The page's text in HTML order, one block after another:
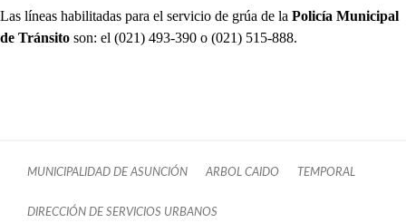
Las líneas habilitadas para el servicio de grúa de la Policía Municipal
de Tránsito son: el (021) 493-390 o (021) 515-888.
MUNICIPALIDAD DE ASUNCIÓN ARBOL CAIDO TEMPORAL
DIRECCIÓN DE SERVICIOS URBANOS